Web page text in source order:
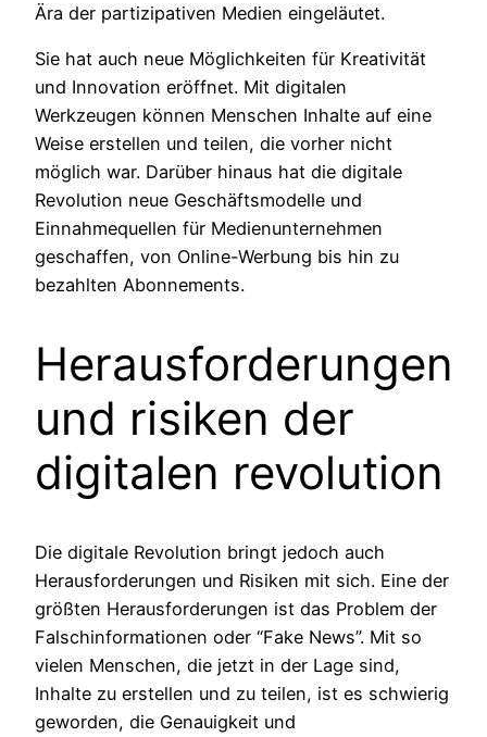
Ära der partizipativen Medien eingeläutet.
Sie hat auch neue Möglichkeiten für Kreativität
und Innovation eröffnet. Mit digitalen
Werkzeugen können Menschen Inhalte auf eine
Weise erstellen und teilen, die vorher nicht
möglich war. Darüber hinaus hat die digitale
Revolution neue Geschäftsmodelle und
Einnahmequellen für Medienunternehmen
geschaffen, von Online-Werbung bis hin zu
bezahlten Abonnements.
Herausforderungen
und risiken der
digitalen revolution
Die digitale Revolution bringt jedoch auch
Herausforderungen und Risiken mit sich. Eine der
größten Herausforderungen ist das Problem der
Falschinformationen oder “Fake News”. Mit so
vielen Menschen, die jetzt in der Lage sind,
Inhalte zu erstellen und zu teilen, ist es schwierig
geworden, die Genauigkeit und